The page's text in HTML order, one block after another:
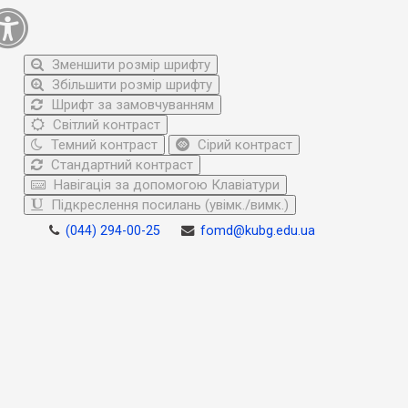
Зменшити розмір шрифту
Збільшити розмір шрифту
Шрифт за замовчуванням
Світлий контраст
Темний контраст
Сірий контраст
Стандартний контраст
Навігація за допомогою Клавіатури
Підкреслення посилань (увімк./вимк.)
(044) 294-00-25 fomd@kubg.edu.ua